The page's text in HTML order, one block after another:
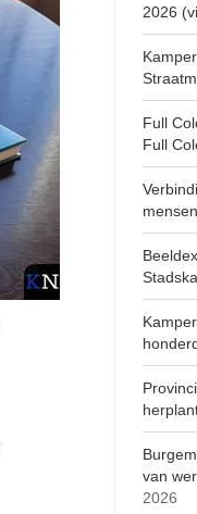
2026
Full
Full
van
2026